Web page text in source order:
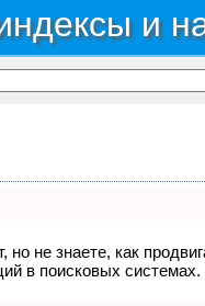
и
но не знаете, как
в поисковых системах.